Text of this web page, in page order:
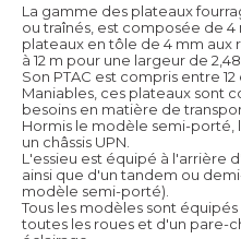
La gamme des plateaux
ou traînés, est composée de
plateaux en tôle de 4 mm aux
à 12 m pour une largeur de 2,48
Son PTAC est compris entre 12
Maniables, ces plateaux sont
besoins en matière de
Hormis le modèle semi-porté,
un châssis UPN.
L'essieu est équipé à l'arrière
ainsi que d'un tandem ou
modèle semi-porté).
Tous les modèles sont
toutes les roues et d'un pare-